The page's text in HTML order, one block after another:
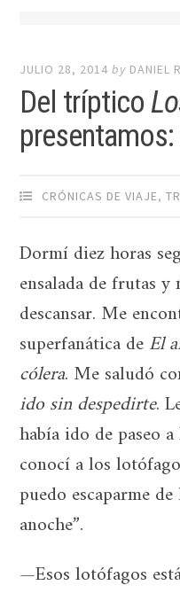
JULIO 28, 2014 by DANIEL
Del tríptico
presentamos:
CRÓNICAS DE VIAJE,
Dormí diez horas
ensalada de frutas
descansar. Me
superfanática deEl
cólera. Me saludó
ido sin despedirte.
había ido de paseo
conocí a los
puedo escaparme
anoche”.
—Esos lotófagos